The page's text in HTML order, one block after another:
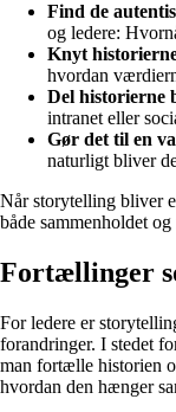
Find de
og ledere:
Knyt
hvordan
Del historierne
intranet eller
Gør det til en
naturligt bliver
Når storytelling bliver
både sammenholdet
Fortællinger
For ledere er
forandringer. I stedet
man fortælle historien
hvordan den hænger